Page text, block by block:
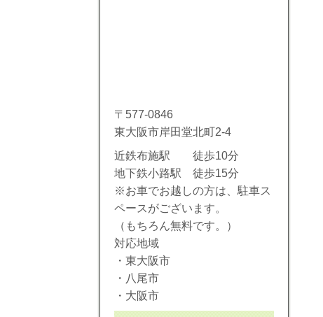
〒577-0846
東大阪市岸田堂北町2-4
近鉄布施駅 徒歩10分
地下鉄小路駅 徒歩15分
※お車でお越しの方は、駐車ス
ペースがございます。
（もちろん無料です。）
対応地域
・東大阪市
・八尾市
・大阪市